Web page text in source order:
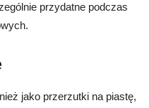
przydatne podczas
jako przerzutki na piastę,